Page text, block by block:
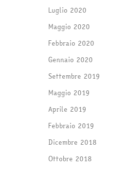
Luglio 2020
Maggio 2020
Febbraio 2020
Gennaio 2020
Settembre 2019
Maggio 2019
Aprile 2019
Febbraio 2019
Dicembre 2018
Ottobre 2018